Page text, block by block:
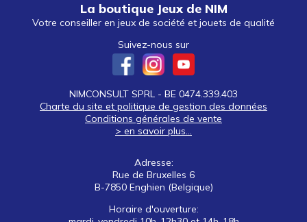
La boutique Jeux de NIM
Votre conseiller en jeux de société et jouets de qualité
Suivez-nous sur
NIMCONSULT SPRL - BE 0474.339.403
Charte du site et politique de gestion des données
Conditions générales de vente
> en savoir plus...
Adresse:
Rue de Bruxelles 6
B-7850 Enghien (Belgique)
Horaire d'ouverture: